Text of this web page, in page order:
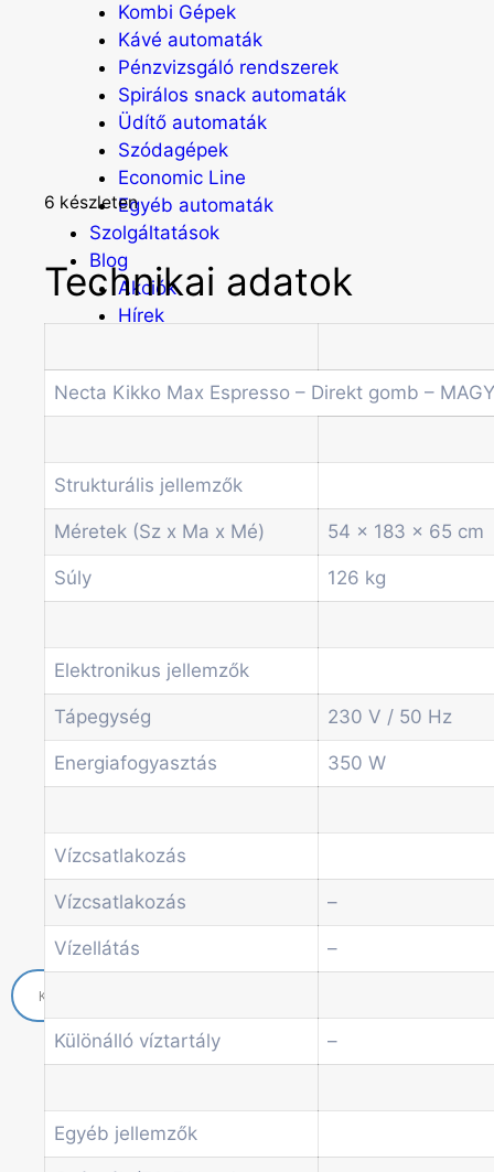
Kombi Gépek
Kávé automaták
Pénzvizsgáló rendszerek
Spirálos snack automaták
Üdítő automaták
Szódagépek
Economic Line
Egyéb automaták
Szolgáltatások
Blog
Akciók
Hírek
Kapcsolat
Termékek
Forgótálcás automaták
Irodai és professzionális kávégépek
Kombi Gépek
Pénzvizsgáló rendszerek
Üdítő automaták
Szódagépek
Economic Line
Egyéb automaták
Szolgáltatások
Akciók
Hírek
Információk
Kapcsolat
6 készleten
Technikai adatok
Necta Kikko Max Espresso – Direkt gomb –
Strukturális jellemzők
Méretek (Sz x Ma x Mé) 54 x 183 x 65 cm
Súly 126 kg
Elektronikus jellemzők
Tápegység 230 V / 50 Hz
Energiafogyasztás 350 W
Vízcsatlakozás
Vízcsatlakozás –
Vízellátás –
Különálló víztartály –
Egyéb jellemzők